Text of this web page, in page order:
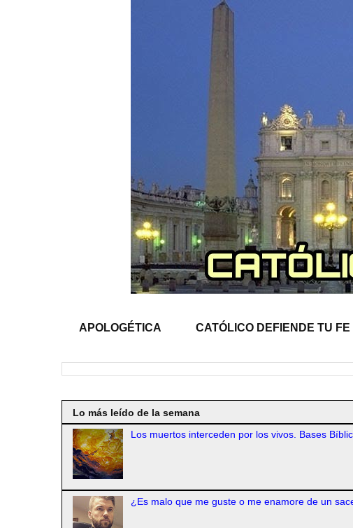
APOLOGÉTICA CATÓLICO DEFIENDE TU FE
Lo más leído de la semana
Los muertos interceden por los vivos. Bases
¿Es malo que me guste o me enamore de un